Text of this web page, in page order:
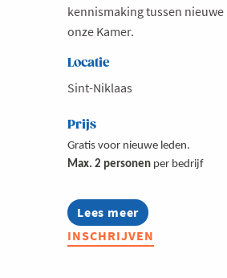
kennismaking tussen nieuwe
onze Kamer.
Locatie
Sint-Niklaas
Prijs
Gratis voor nieuwe leden.
Max. 2 personen per bedrijf
Lees meer
about
Verwelkoming
nieuwe
INSCHRIJVEN